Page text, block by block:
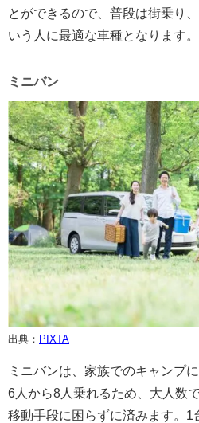
とができるので、普段は街乗り
いう人に最適な車種となります。
ミニバン
出典： PIXTA
ミニバンは、家族でのキャンプ
6人から8人乗れるため、大人数
移動手段に困らずに済みます。1